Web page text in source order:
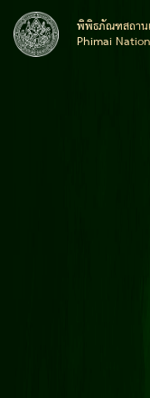
พิพิธภัณฑสถาน
Phimai